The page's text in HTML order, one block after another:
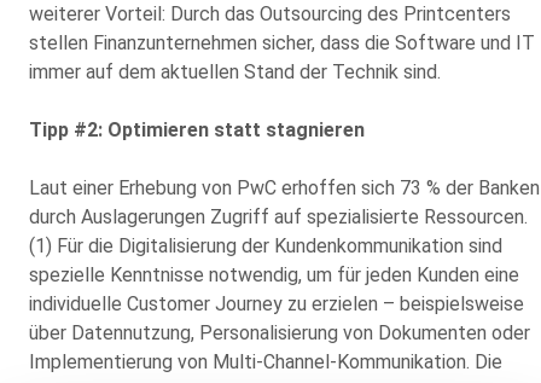
weiterer Vorteil: Durch das Outsourcing des Printcenters
stellen Finanzunternehmen sicher, dass die Software und IT
immer auf dem aktuellen Stand der Technik sind.
Tipp #2: Optimieren statt stagnieren
Laut einer Erhebung von PwC erhoffen sich 73 % der Banken
durch Auslagerungen Zugriff auf spezialisierte Ressourcen.
(1) Für die Digitalisierung der Kundenkommunikation sind
spezielle Kenntnisse notwendig, um für jeden Kunden eine
individuelle Customer Journey zu erzielen – beispielsweise
über Datennutzung, Personalisierung von Dokumenten oder
Implementierung von Multi-Channel-Kommunikation. Die